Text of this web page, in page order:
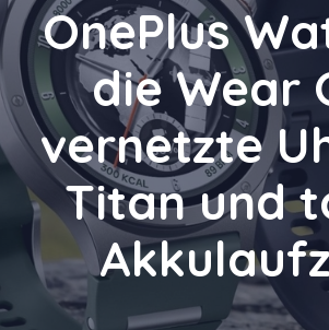
OnePlus
die Wear
vernetzte
Titan und